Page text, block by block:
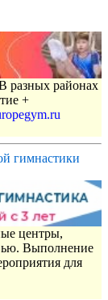
разных районах
+
гимнастики
центры,
Выполнение
для